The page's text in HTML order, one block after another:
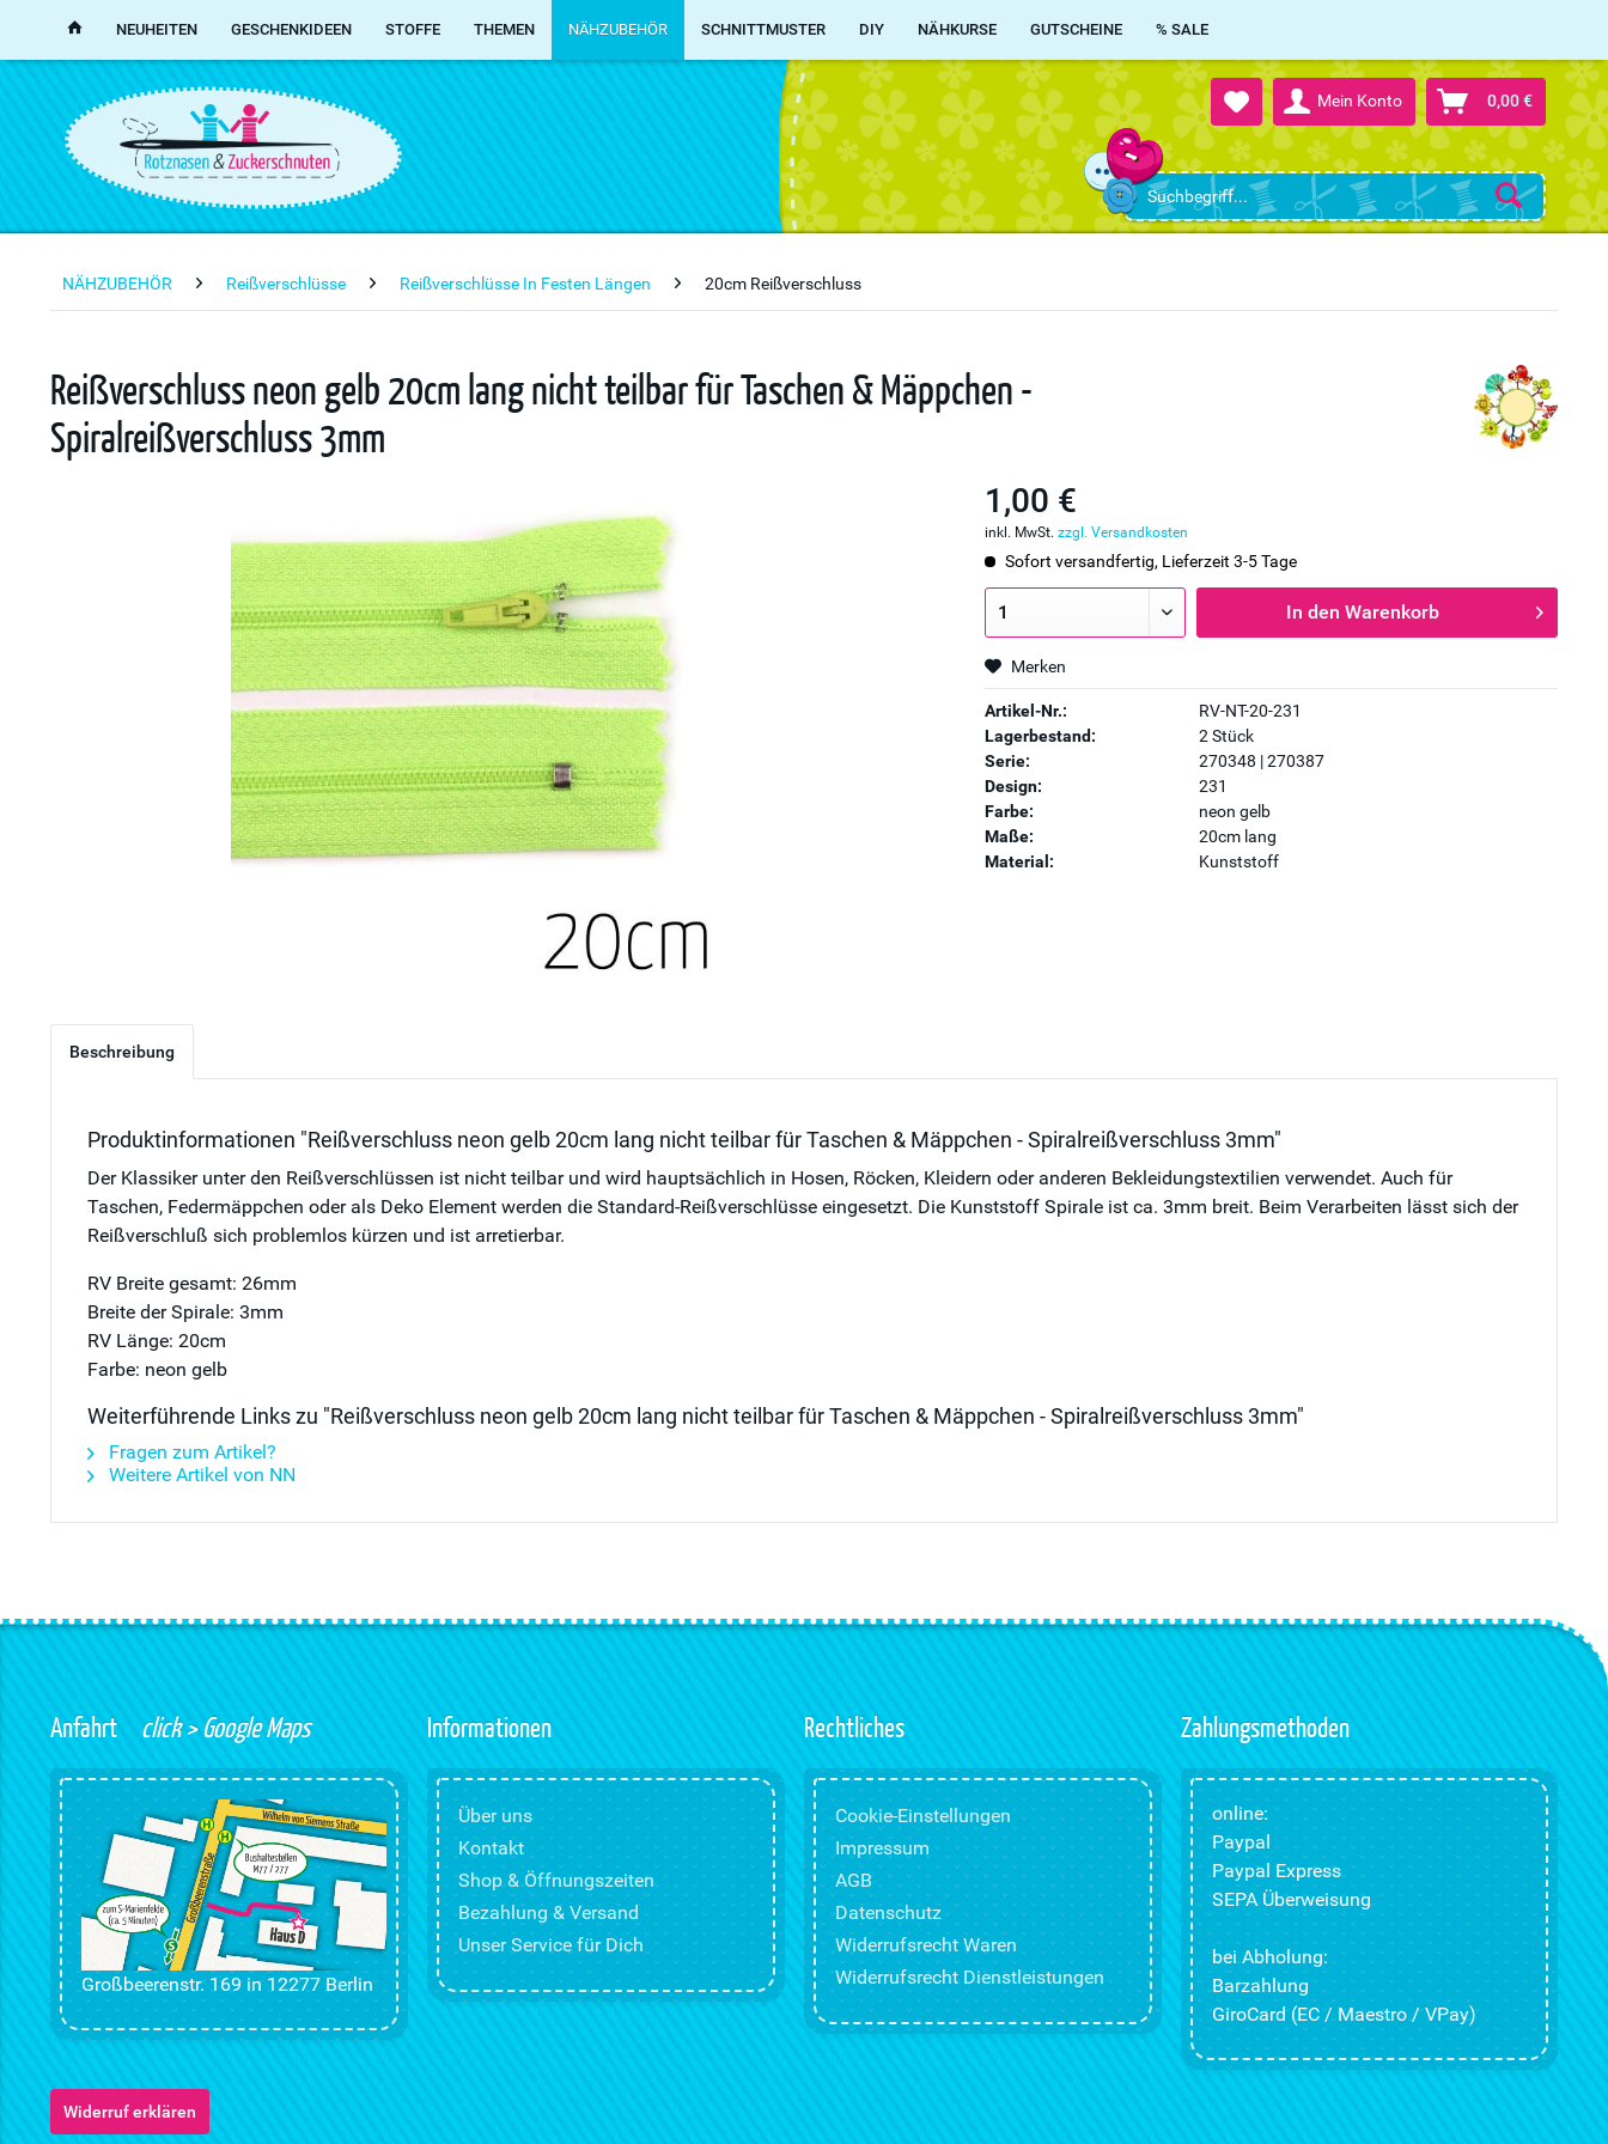
Mein Konto 0,00 €
NEUHEITEN GESCHENKIDEEN STOFFE THEMEN NÄHZUBEHÖR SCHNITTMUSTER DIY NÄHKURSE GUTSCHEINE % SALE
NÄHZUBEHÖR Reißverschlüsse Reißverschlüsse In Festen Längen 20cm Reißverschluss
Reißverschluss neon gelb 20cm lang nicht teilbar für Taschen & Mäppchen -
Spiralreißverschluss 3mm
1,00 €
inkl. MwSt.zzgl. Versandkosten
Sofort versandfertig, Lieferzeit 3-5 Tage
In den Warenkorb
Merken
Artikel-Nr.:
RV-NT-20-231
Lagerbestand:
2 Stück
Serie:
270348 | 270387
Design:
231
Farbe:
neon gelb
Maße:
20cm lang
Material:
Kunststoff
Beschreibung
Produktinformationen "Reißverschluss neon gelb 20cm lang nicht teilbar für Taschen & Mäppchen - Spiralreißverschluss 3mm"
Der Klassiker unter den Reißverschlüssen ist nicht teilbar und wird hauptsächlich in Hosen, Röcken, Kleidern oder anderen Bekleidungstextilien verwendet. Auch für
Taschen, Federmäppchen oder als Deko Element werden die Standard-Reißverschlüsse eingesetzt. Die Kunststoff Spirale ist ca. 3mm breit. Beim Verarbeiten lässt sich der
Reißverschluß sich problemlos kürzen und ist arretierbar.
RV Breite gesamt: 26mm
Breite der Spirale: 3mm
RV Länge: 20cm
Farbe: neon gelb
Weiterführende Links zu "Reißverschluss neon gelb 20cm lang nicht teilbar für Taschen & Mäppchen - Spiralreißverschluss 3mm"
Fragen zum Artikel?
Weitere Artikel von NN
Anfahrt click > Google Maps
Großbeerenstr. 169 in 12277 Berlin
Informationen
Über uns
Kontakt
Shop & Öffnungszeiten
Bezahlung & Versand
Unser Service für Dich
Rechtliches
Cookie-Einstellungen
Impressum
AGB
Datenschutz
Widerrufsrecht Waren
Widerrufsrecht Dienstleistungen
Zahlungsmethoden
online:
Paypal
Paypal Express
SEPA Überweisung
bei Abholung:
Barzahlung
GiroCard (EC / Maestro / VPay)
Widerruf erklären